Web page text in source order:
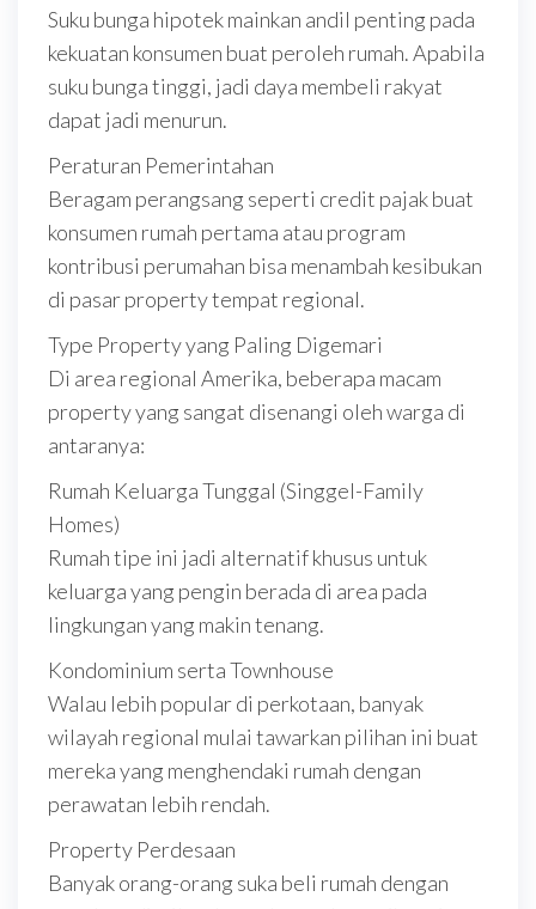
Suku bunga hipotek mainkan andil penting pada
kekuatan konsumen buat peroleh rumah. Apabila
suku bunga tinggi, jadi daya membeli rakyat
dapat jadi menurun.
Peraturan Pemerintahan
Beragam perangsang seperti credit pajak buat
konsumen rumah pertama atau program
kontribusi perumahan bisa menambah kesibukan
di pasar property tempat regional.
Type Property yang Paling Digemari
Di area regional Amerika, beberapa macam
property yang sangat disenangi oleh warga di
antaranya:
Rumah Keluarga Tunggal (Singgel-Family
Homes)
Rumah tipe ini jadi alternatif khusus untuk
keluarga yang pengin berada di area pada
lingkungan yang makin tenang.
Kondominium serta Townhouse
Walau lebih popular di perkotaan, banyak
wilayah regional mulai tawarkan pilihan ini buat
mereka yang menghendaki rumah dengan
perawatan lebih rendah.
Property Perdesaan
Banyak orang-orang suka beli rumah dengan